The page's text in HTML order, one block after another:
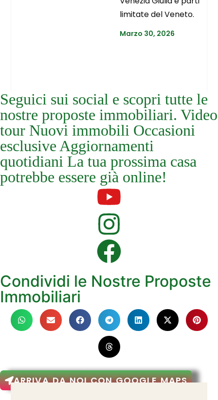
limitate del Veneto.
Marzo 30, 2026
Seguici sui social e scopri tutte le
nostre proposte immobiliari. Video
tour Nuovi immobili Occasioni
esclusive Aggiornamenti
quotidiani La tua prossima casa
potrebbe essere già online!
Condividi le Nostre Proposte
Immobiliari
ARRIVA DA NOI CON GOOGLE MAPS